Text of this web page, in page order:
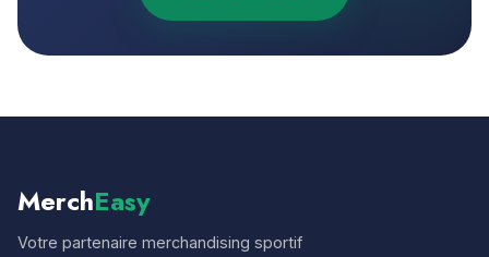
MerchEasy
Votre partenaire merchandising sportif